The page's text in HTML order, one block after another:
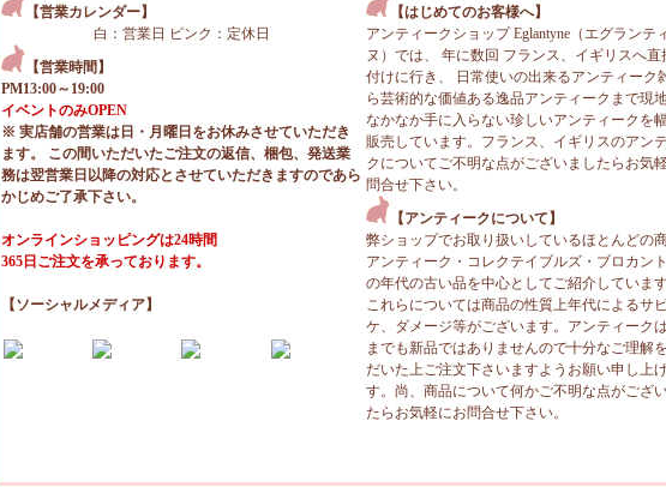
【営業カレンダー】
白：営業日 ピンク：定休日
【営業時間】
PM13:00～19:00
イベントのみOPEN
※ 実店舗の営業は日・月曜日をお休みさせていただき
ます。 この間いただいたご注文の返信、梱包、発送業
務は翌営業日以降の対応とさせていただきますのであら
かじめご了承下さい。
オンラインショッピングは24時間
365日ご注文を承っております。
【ソーシャルメディア】
【はじめてのお客様へ】
アンティークショップ Eglantyne（エグランテ
ヌ）では、 年に数回 フランス、イギリスへ直
付けに行き、 日常使いの出来るアンティーク
ら芸術的な価値ある逸品アンティークまで現
なかなか手に入らない珍しいアンティークを
販売しています。フランス、イギリスのアン
クについてご不明な点がございましたらお気
問合せ下さい。
【アンティークについて】
弊ショップでお取り扱いしているほとんどの
アンティーク・コレクテイブルズ・ブロカン
の年代の古い品を中心としてご紹介しています
これらについては商品の性質上年代によるサ
ケ、ダメージ等がございます。アンティーク
までも新品ではありませんので十分なご理解
だいた上ご注文下さいますようお願い申し上
す。尚、商品について何かご不明な点がござ
たらお気軽にお問合せ下さい。